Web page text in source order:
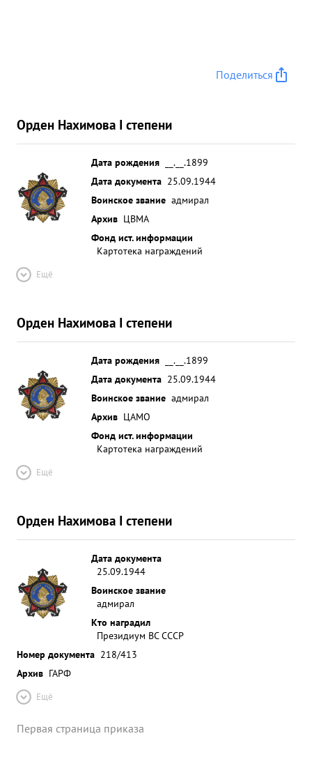
Поделиться
Орден Нахимова I степени
Дата рождения
__.__.1899
Дата документа 25.09.1944
Воинское звание адмирал
Архив ЦВМА
Фонд ист. информации
Картотека награждений
Ещё
Орден Нахимова I степени
Дата рождения
__.__.1899
Дата документа 25.09.1944
Воинское звание адмирал
Архив ЦАМО
Фонд ист. информации
Картотека награждений
Ещё
Орден Нахимова I степени
Дата документа
25.09.1944
Воинское звание
адмирал
Кто наградил
Президиум ВС СССР
Номер документа 218/413
Архив ГАРФ
Ещё
Первая страница приказа